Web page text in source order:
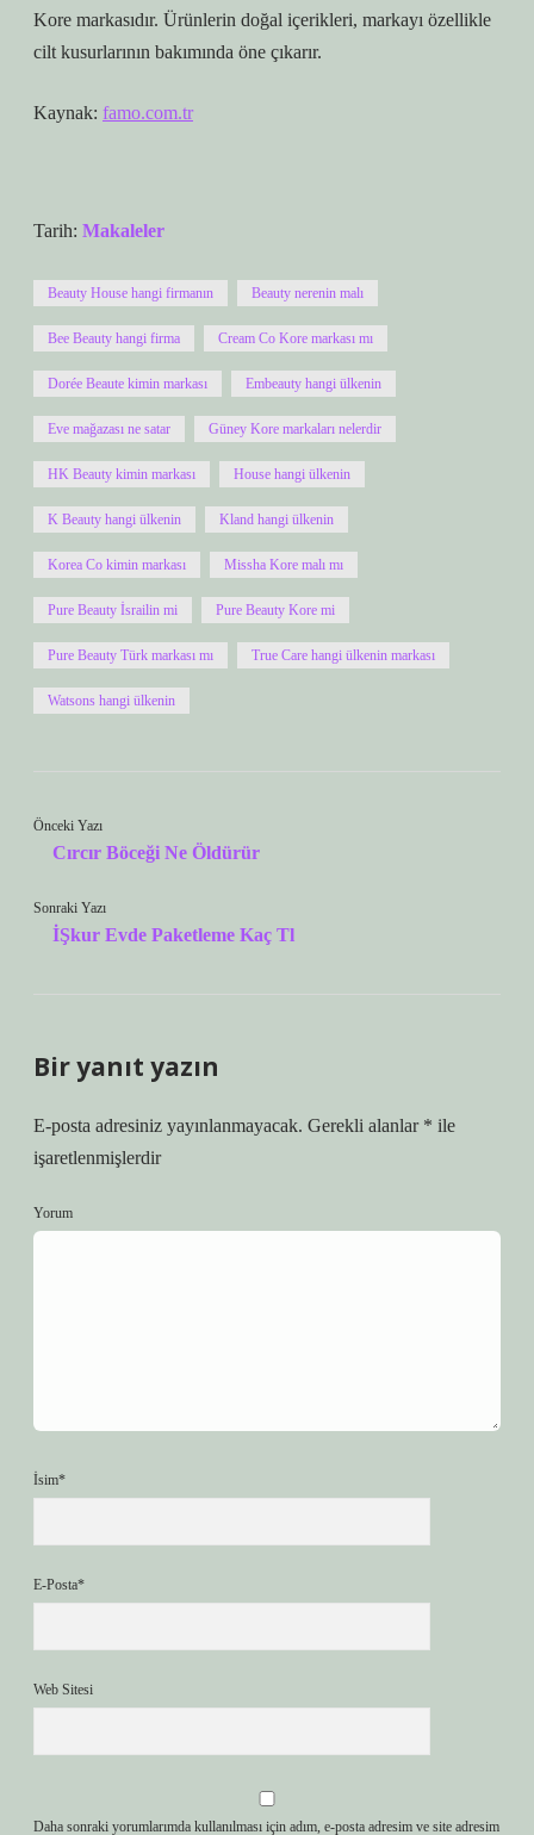
Kore markasıdır. Ürünlerin doğal içerikleri, markayı özellikle
cilt kusurlarının bakımında öne çıkarır.
Kaynak: famo.com.tr
Tarih: Makaleler
Beauty House hangi firmanın Beauty nerenin malı
Bee Beauty hangi firma Cream Co Kore markası mı
Dorée Beaute kimin markası Embeauty hangi ülkenin
Eve mağazası ne satar Güney Kore markaları nelerdir
HK Beauty kimin markası House hangi ülkenin
K Beauty hangi ülkenin Kland hangi ülkenin
Korea Co kimin markası Missha Kore malı mı
Pure Beauty İsrailin mi Pure Beauty Kore mi
Pure Beauty Türk markası mı True Care hangi ülkenin markası
Watsons hangi ülkenin
Önceki Yazı
Cırcır Böceği Ne Öldürür
Sonraki Yazı
İŞkur Evde Paketleme Kaç Tl
Bir yanıt yazın
E-posta adresiniz yayınlanmayacak. Gerekli alanlar * ile
işaretlenmişlerdir
Yorum
İsim*
E-Posta*
Web Sitesi
Daha sonraki yorumlarımda kullanılması için adım, e-posta adresim ve site adresim